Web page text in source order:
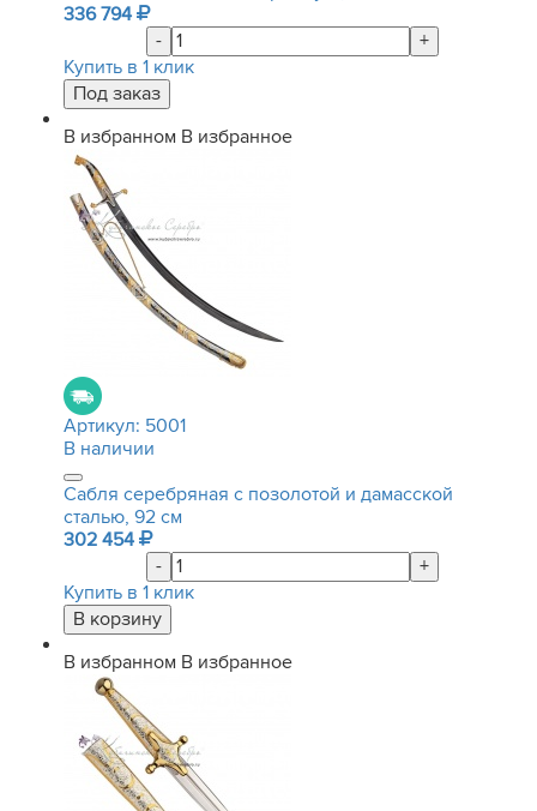
336 794
-
+
Купить в 1 клик
В избранном В избранное
Артикул: 5001
В наличии
Сабля серебряная с позолотой и дамасской
сталью, 92 см
302 454
-
+
Купить в 1 клик
В избранном В избранное